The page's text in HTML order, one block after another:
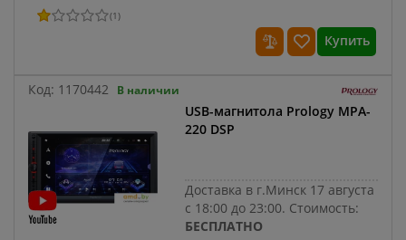
(1)
Купить
Код: 1170442 В наличии
USB-магнитола Prology MPA-
220 DSP
Доставка в г.Минск 17 августа
с 18:00 до 23:00. Стоимость:
БЕСПЛАТНО